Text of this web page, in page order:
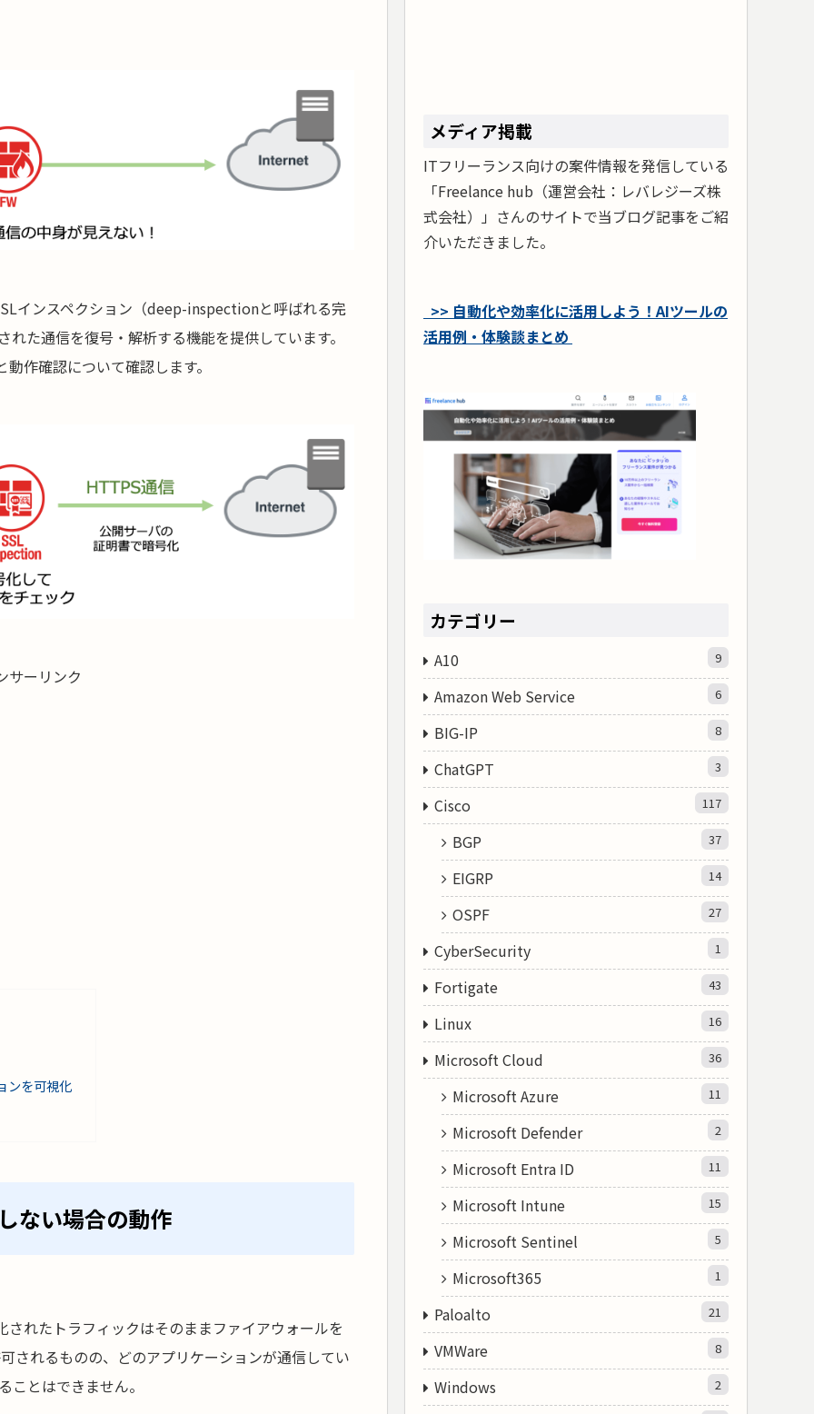
インスペクション（deep-inspectionと呼ばれる完
た通信を復号・解析する機能を提供しています。
作確認について確認します。
サーリンク
ンを可視化
ない場合の動作
れたトラフィックはそのままファイアウォールを
されるものの、どのアプリケーションが通信してい
とはできません。
メディア掲載
ITフリーランス向けの案件情報を発信している
「Freelance hub（運営会社：レバレジーズ株
式会社）」さんのサイトで当ブログ記事をご紹
介いただきました。
>> 自動化や効率化に活用しよう！AIツールの
活用例・体験談まとめ
カテゴリー
A10 9
Amazon Web Service 6
BIG-IP 8
ChatGPT 3
Cisco 117
BGP 37
EIGRP 14
OSPF 27
CyberSecurity 1
Fortigate 43
Linux 16
Microsoft Cloud 36
Microsoft Azure 11
Microsoft Defender 2
Microsoft Entra ID 11
Microsoft Intune 15
Microsoft Sentinel 5
Microsoft365 1
Paloalto 21
VMWare 8
Windows 2